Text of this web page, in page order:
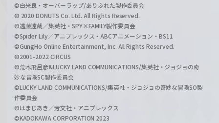
©白米良・オーバーラップ/ありふれた製作委員会
© 2020 DONUTS Co. Ltd. All Rights Reserved.
©遠藤達哉／集英社・SPY×FAMILY製作委員会
©Spider Lily／アニプレックス・ABCアニメーション・BS11
©GungHo Online Entertainment, Inc. All Rights Reserved.
©2001-2022 CIRCUS
©荒木飛呂彦&LUCKY LAND COMMUNICATIONS/集英社・ジョジョの奇
妙な冒険SC製作委員会
©LUCKY LAND COMMUNICATIONS/集英社・ジョジョの奇妙な冒険SO製
作委員会
©はまじあき／芳文社・アニプレックス
©KADOKAWA CORPORATION 2023